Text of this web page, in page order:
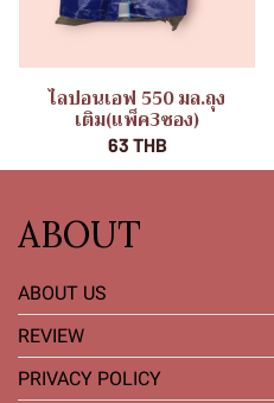
ไลปอนเอฟ 550 มล.ถุง
เติม(แพ็ค3ซอง)
63 THB
ABOUT
ABOUT US
REVIEW
PRIVACY POLICY